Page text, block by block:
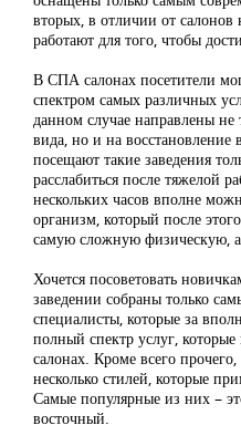
вторых, в отличии от салонов
работают для того, чтобы
В СПА салонах посетители
спектром самых различных
данном случае направлены
вида, но и на
посещают такие заведения
расслабиться после тяжелой
нескольких часов вполне
организм, который после
самую сложную физическую,
Хочется посоветовать
заведении собраны только
специалисты, которые за
полный спектр услуг,
салонах. Кроме всего
несколько стилей, которые
Самые популярные из них –
восточный.